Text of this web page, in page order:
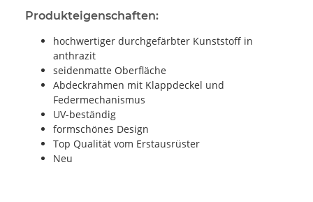
Produkteigenschaften:
hochwertiger durchgefärbter Kunststoff in
anthrazit
seidenmatte Oberfläche
Abdeckrahmen mit Klappdeckel und
Federmechanismus
UV-beständig
formschönes Design
Top Qualität vom Erstausrüster
Neu